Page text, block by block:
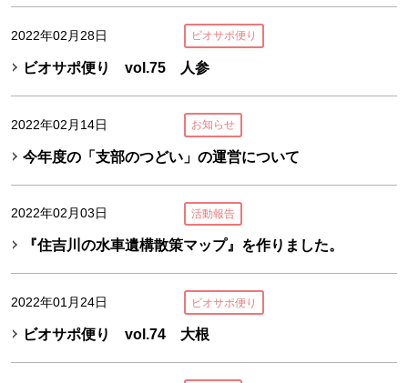
2022年02月28日 ビオサポ便り
ビオサポ便り vol.75 人参
2022年02月14日 お知らせ
今年度の「支部のつどい」の運営について
2022年02月03日 活動報告
『住吉川の水車遺構散策マップ』を作りました。
2022年01月24日 ビオサポ便り
ビオサポ便り vol.74 大根